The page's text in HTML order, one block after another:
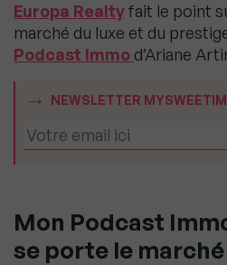
Europa Realtyfait le point
marché du luxe et du
Podcast Immo d’Ariane
NEWSLETTER
Mon Podcast
se porte le